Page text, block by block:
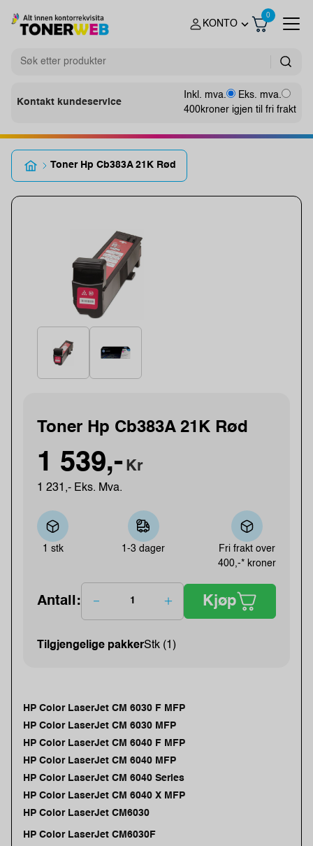
KONTO
0
Kontakt kundeservice
Inkl. mva.
Eks. mva.
400kroner igjen til fri frakt
Toner Hp Cb383A 21K Rød
Toner Hp Cb383A 21K Rød
1 539,- Kr
1 231,- Eks. Mva.
1 stk 1-3 dager
Fri frakt over
400,-* kroner
Antall: Kjøp
Tilgjengelige pakkerStk (1)
HP Color LaserJet CM 6030 F MFP
HP Color LaserJet CM 6030 MFP
HP Color LaserJet CM 6040 F MFP
HP Color LaserJet CM 6040 MFP
HP Color LaserJet CM 6040 Series
HP Color LaserJet CM 6040 X MFP
HP Color LaserJet CM6030
HP Color LaserJet CM6030F